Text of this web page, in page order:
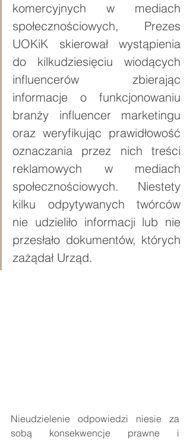
komercyjnych w mediach
społecznościowych, Prezes
UOKiK skierował wystąpienia
do kilkudziesięciu wiodących
influencerów zbierając
informacje o funkcjonowaniu
branży influencer marketingu
oraz weryfikując prawidłowość
oznaczania przez nich treści
reklamowych w mediach
społecznościowych. Niestety
kilku odpytywanych twórców
nie udzieliło informacji lub nie
przesłało dokumentów, których
zażądał Urząd.
Nieudzielenie odpowiedzi niesie za
sobą konsekwencje prawne i